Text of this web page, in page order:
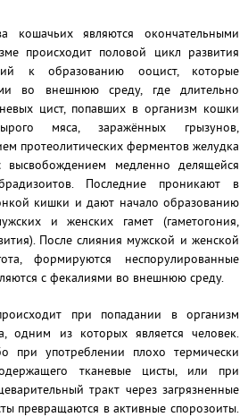
кошачьих являются окончательными
происходит половой цикл развития
к образованию ооцист, которые
во внешнюю среду, где длительно
цист, попавших в организм кошки
мяса, заражённых грызунов,
протеолитических ферментов желудка
медленно делящейся
Последние проникают в
кишки и дают начало образованию
и женских гамет (гаметогония,
После слияния мужской и женской
формируются неспорулированные
с фекалиями во внешнюю среду.
при попадании в организм
одним из которых является человек.
при употреблении плохо термически
тканевые цисты, или при
тракт через загрязненные
превращаются в активные спорозоиты.